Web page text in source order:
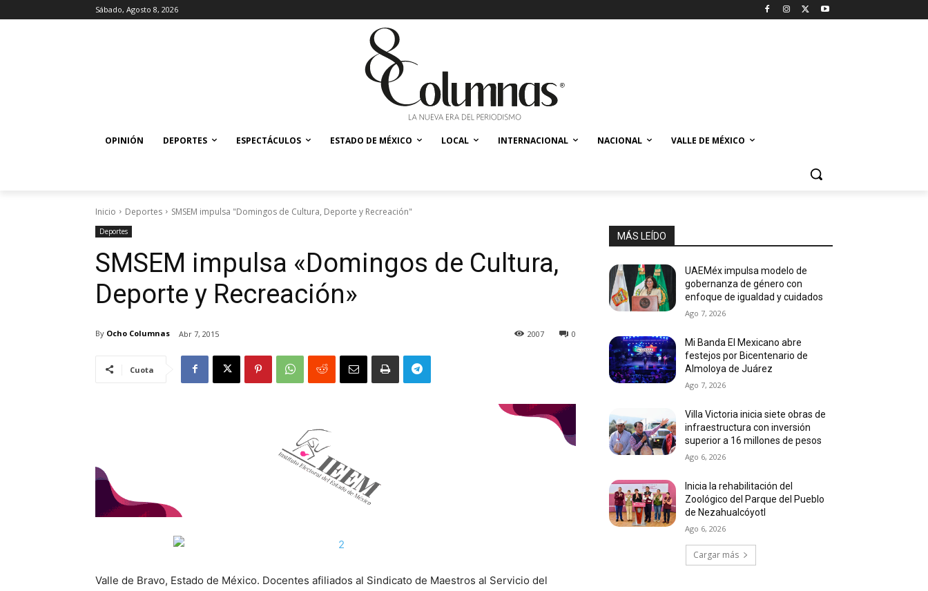
Sábado, Agosto 8, 2026
OPINIÓN DEPORTES ESPECTÁCULOS ESTADO DE MÉXICO LOCAL INTERNACIONAL NACIONAL VALLE DE MÉXICO
Inicio Deportes SMSEM impulsa "Domingos de Cultura, Deporte y Recreación"
Deportes
SMSEM impulsa «Domingos de Cultura,
Deporte y Recreación»
By Ocho Columnas Abr 7, 2015 0
2007
Cuota
Valle de Bravo, Estado de México. Docentes afiliados al Sindicato de Maestros al Servicio del
MÁS LEÍDO
UAEMéx impulsa modelo de
gobernanza de género con
enfoque de igualdad y cuidados
Ago 7, 2026
Mi Banda El Mexicano abre
festejos por Bicentenario de
Almoloya de Juárez
Ago 7, 2026
Villa Victoria inicia siete obras de
infraestructura con inversión
superior a 16 millones de pesos
Ago 6, 2026
Inicia la rehabilitación del
Zoológico del Parque del Pueblo
de Nezahualcóyotl
Ago 6, 2026
Cargar más